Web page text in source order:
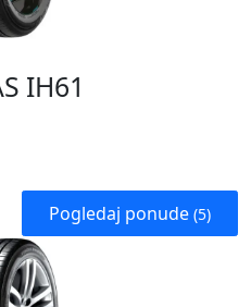
IH61
Pogledaj ponude (5)